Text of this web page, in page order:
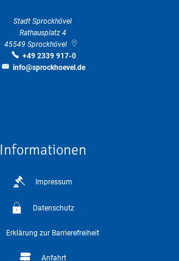
Stadt Sprockhövel
Rathausplatz 4
45549 Sprockhövel
+49 2339 917-0
info@sprockhoevel.de
Informationen
Impressum
Datenschutz
Erklärung zur Barrierefreiheit
Anfahrt